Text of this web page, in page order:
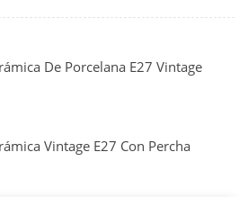
De Porcelana E27 Vintage
Vintage E27 Con Percha